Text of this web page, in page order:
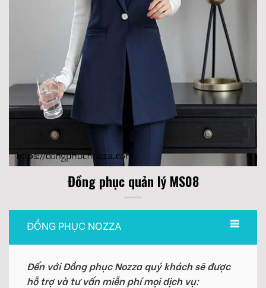
Đồng phục quản lý MS08
ĐỒNG PHỤC NOZZA
Đến với Đồng phục Nozza quý khách sẽ được
hỗ trợ và tư vấn miễn phí mọi dịch vụ: